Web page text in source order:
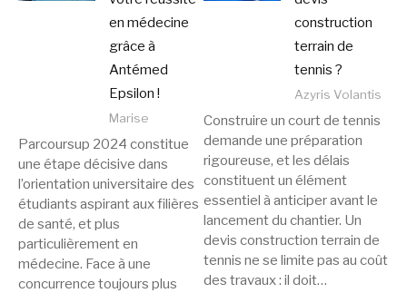
en médecine
grâce à
Antémed
Epsilon !
Marise
Parcoursup 2024 constitue
une étape décisive dans
l’orientation universitaire des
étudiants aspirant aux filières
de santé, et plus
particulièrement en
médecine. Face à une
concurrence toujours plus
construction
terrain de
tennis ?
Azyris Volantis
Construire un court de tennis
demande une préparation
rigoureuse, et les délais
constituent un élément
essentiel à anticiper avant le
lancement du chantier. Un
devis construction terrain de
tennis ne se limite pas au coût
des travaux : il doit…